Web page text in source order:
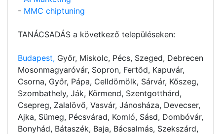
- MMC chiptuning
TANÁCSADÁS a következő településeken:
Budapest, Győr, Miskolc, Pécs, Szeged, Debrecen
Mosonmagyaróvár, Sopron, Fertőd, Kapuvár,
Csorna, Győr, Pápa, Celldömölk, Sárvár, Kőszeg,
Szombathely, Ják, Körmend, Szentgotthárd,
Csepreg, Zalalövő, Vasvár, Jánosháza, Devecser,
Ajka, Sümeg, Pécsvárad, Komló, Sásd, Dombóvár,
Bonyhád, Bátaszék, Baja, Bácsalmás, Szekszárd,